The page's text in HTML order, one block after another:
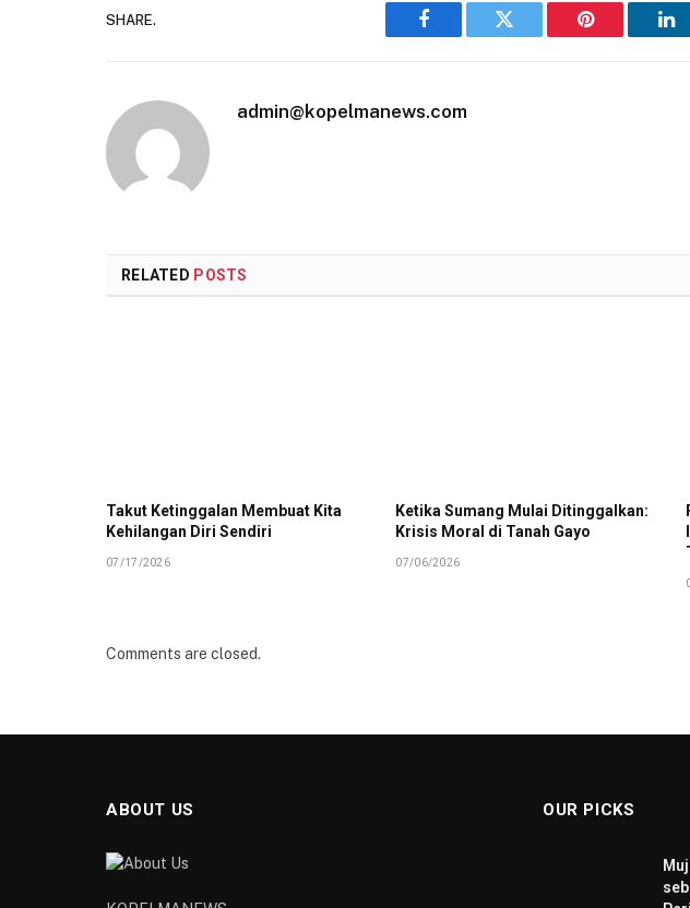
SHARE.
Facebook Twitter Pinterest
admin@kopelmanews.com
RELATED POSTS
Takut Ketinggalan Membuat Kita
Kehilangan Diri Sendiri
07/17/2026
Ketika Sumang Mulai Ditinggalkan:
Krisis Moral di Tanah Gayo
07/06/2026
Comments are closed.
ABOUT US OUR PICKS